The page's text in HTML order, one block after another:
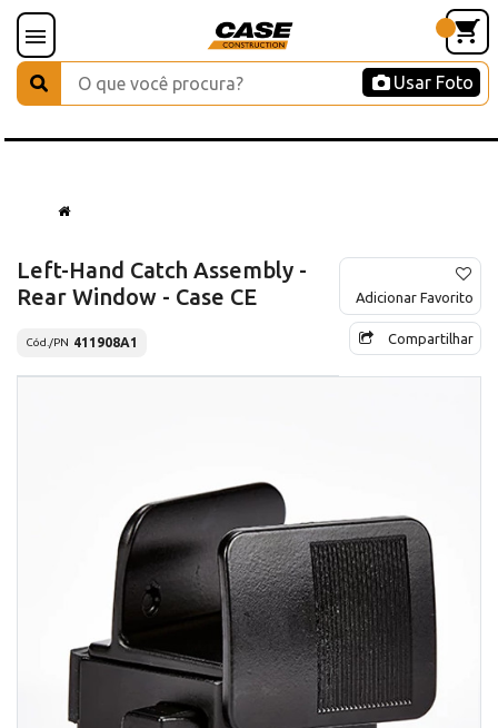
Usar Foto
Left-Hand Catch Assembly -
Rear Window - Case CE
Cód./PN 411908A1
Adicionar Favorito
Compartilhar